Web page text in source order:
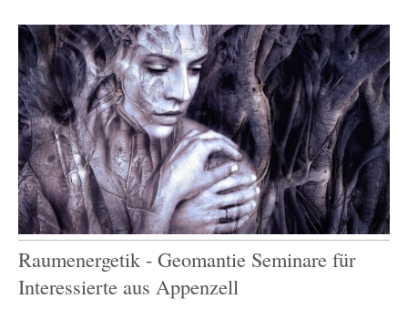
Raumenergetik - Geomantie Seminare für
Interessierte aus Appenzell